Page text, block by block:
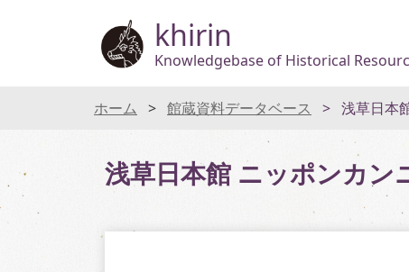
khirin
Knowledgebase of Historical
ホーム 館蔵資料データベース 浅草日本
浅草日本館 ニッポンカン